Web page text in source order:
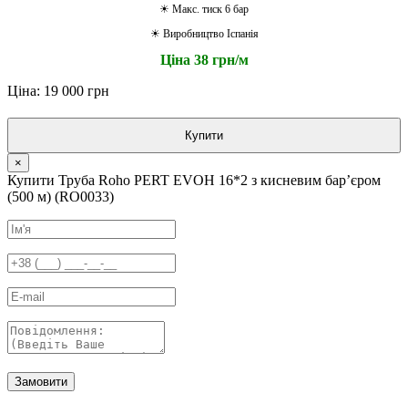
☀ Макс. тиск 6 бар
☀ Виробництво Іспанія
Ціна 38 грн/м
Ціна: 19 000 грн
Купити
×
Купити Труба Roho PERT EVOH 16*2 з кисневим барʼєром
(500 м) (RO0033)
Замовити